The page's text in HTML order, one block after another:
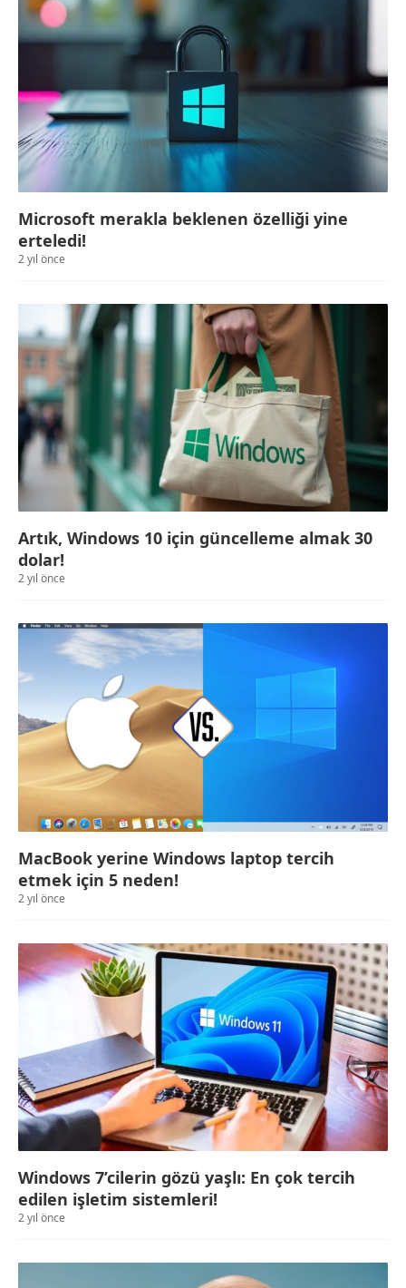
Microsoft merakla beklenen özelliği yine
erteledi!
2 yıl önce
Artık, Windows 10 için güncelleme almak 30
dolar!
2 yıl önce
MacBook yerine Windows laptop tercih
etmek için 5 neden!
2 yıl önce
Windows 7’cilerin gözü yaşlı: En çok tercih
edilen işletim sistemleri!
2 yıl önce